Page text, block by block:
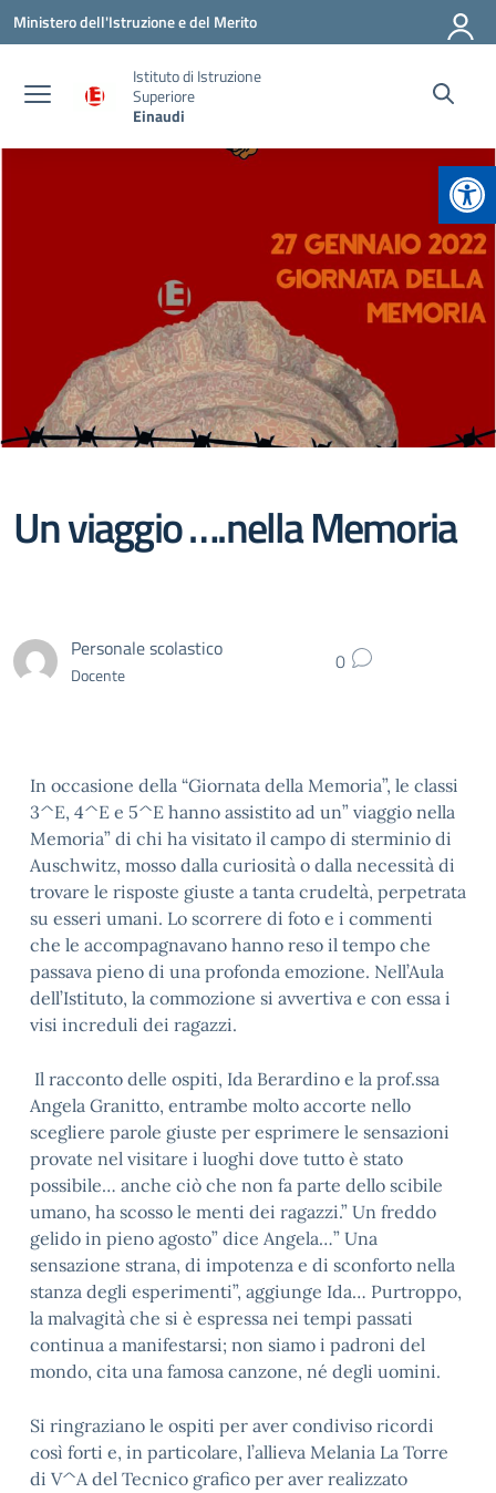
Vai ai contenuti
Vai al menu di navigazione
Vai al footer
Ministero dell'Istruzione e del Merito
Istituto di Istruzione
Superiore
Einaudi
Un viaggio ….nella Memoria
Personale scolastico
Docente 0
In occasione della “Giornata della Memoria”, le classi
3^E, 4^E e 5^E hanno assistito ad un” viaggio nella
Memoria” di chi ha visitato il campo di sterminio di
Auschwitz, mosso dalla curiosità o dalla necessità di
trovare le risposte giuste a tanta crudeltà, perpetrata
su esseri umani. Lo scorrere di foto e i commenti
che le accompagnavano hanno reso il tempo che
passava pieno di una profonda emozione. Nell’Aula
dell’Istituto, la commozione si avvertiva e con essa i
visi increduli dei ragazzi.
Il racconto delle ospiti, Ida Berardino e la prof.ssa
Angela Granitto, entrambe molto accorte nello
scegliere parole giuste per esprimere le sensazioni
provate nel visitare i luoghi dove tutto è stato
possibile… anche ciò che non fa parte dello scibile
umano, ha scosso le menti dei ragazzi.” Un freddo
gelido in pieno agosto” dice Angela…” Una
sensazione strana, di impotenza e di sconforto nella
stanza degli esperimenti”, aggiunge Ida… Purtroppo,
la malvagità che si è espressa nei tempi passati
continua a manifestarsi; non siamo i padroni del
mondo, cita una famosa canzone, né degli uomini.
Si ringraziano le ospiti per aver condiviso ricordi
così forti e, in particolare, l’allieva Melania La Torre
di V^A del Tecnico grafico per aver realizzato